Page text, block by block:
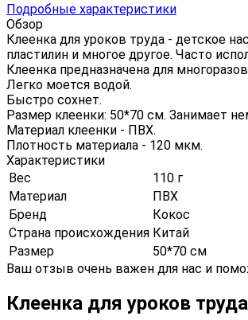
Подробные характеристики
Обзор
Клеенка для уроков труда - детское
пластилин и многое другое. Часто
Клеенка предназначена для
Легко моется водой.
Быстро сохнет.
Размер клеенки: 50*70 см. Занимает
Материал клеенки - ПВХ.
Плотность материала - 120 мкм.
Характеристики
Вес
110 г
Материал
ПВХ
Бренд
Кокос
Страна происхождения Китай
Размер
50*70 см
Ваш отзыв очень важен для нас и
Клеенка для уроков